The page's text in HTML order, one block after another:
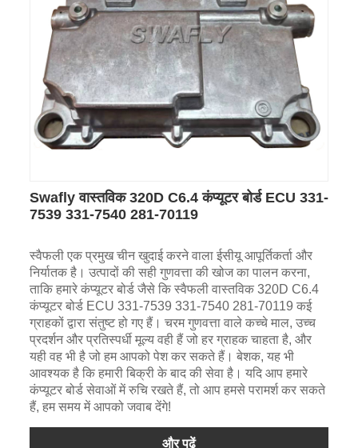
Swafly वास्तविक 320D C6.4 कंप्यूटर बोर्ड ECU 331-
7539 331-7540 281-70119
स्वैफली एक प्रमुख चीन खुदाई करने वाला ईसीयू आपूर्तिकर्ता और
निर्यातक है। उत्पादों की सही गुणवत्ता की खोज का पालन करना,
ताकि हमारे कंप्यूटर बोर्ड जैसे कि स्वैफली वास्तविक 320D C6.4
कंप्यूटर बोर्ड ECU 331-7539 331-7540 281-70119 कई
ग्राहकों द्वारा संतुष्ट हो गए हैं। चरम गुणवत्ता वाले कच्चे माल, उच्च
प्रदर्शन और प्रतिस्पर्धी मूल्य वही हैं जो हर ग्राहक चाहता है, और
यही वह भी है जो हम आपको पेश कर सकते हैं। बेशक, यह भी
आवश्यक है कि हमारी बिक्री के बाद की सेवा है। यदि आप हमारे
कंप्यूटर बोर्ड सेवाओं में रुचि रखते हैं, तो आप हमसे परामर्श कर सकते
हैं, हम समय में आपको जवाब देंगे!
और पढ़ें